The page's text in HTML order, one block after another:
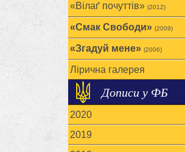
«Вілаґ почуттів» (2012)
«Смак Свободи» (2009)
«Згадуй мене» (2006)
Лірична галерея
Дописи у ФБ
2020
2019